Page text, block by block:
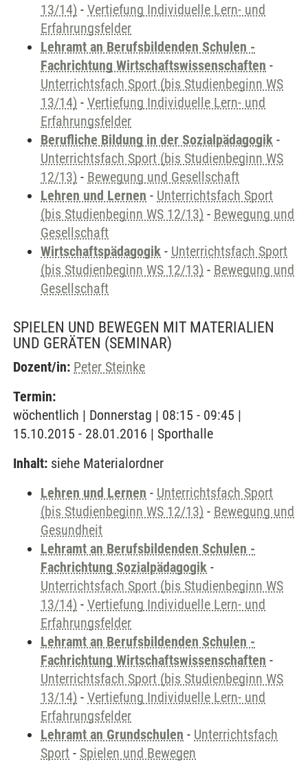
13/14) - Vertiefung Individuelle Lern- und
Erfahrungsfelder
Lehramt an Berufsbildenden Schulen -
Fachrichtung Wirtschaftswissenschaften -
Unterrichtsfach Sport (bis Studienbeginn WS
13/14) - Vertiefung Individuelle Lern- und
Erfahrungsfelder
Berufliche Bildung in der Sozialpädagogik -
Unterrichtsfach Sport (bis Studienbeginn WS
12/13) - Bewegung und Gesellschaft
Lehren und Lernen - Unterrichtsfach Sport
(bis Studienbeginn WS 12/13) - Bewegung und
Gesellschaft
Wirtschaftspädagogik - Unterrichtsfach Sport
(bis Studienbeginn WS 12/13) - Bewegung und
Gesellschaft
SPIELEN UND BEWEGEN MIT MATERIALIEN
UND GERÄTEN (SEMINAR)
Dozent/in: Peter Steinke
Termin:
wöchentlich | Donnerstag | 08:15 - 09:45 |
15.10.2015 - 28.01.2016 | Sporthalle
Inhalt: siehe Materialordner
Lehren und Lernen - Unterrichtsfach Sport
(bis Studienbeginn WS 12/13) - Bewegung und
Gesundheit
Lehramt an Berufsbildenden Schulen -
Fachrichtung Sozialpädagogik -
Unterrichtsfach Sport (bis Studienbeginn WS
13/14) - Vertiefung Individuelle Lern- und
Erfahrungsfelder
Lehramt an Berufsbildenden Schulen -
Fachrichtung Wirtschaftswissenschaften -
Unterrichtsfach Sport (bis Studienbeginn WS
13/14) - Vertiefung Individuelle Lern- und
Erfahrungsfelder
Lehramt an Grundschulen - Unterrichtsfach
Sport - Spielen und Bewegen